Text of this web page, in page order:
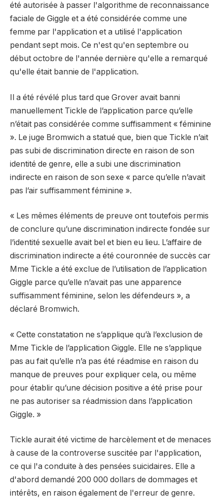
été autorisée à passer l'algorithme de reconnaissance
faciale de Giggle et a été considérée comme une
femme par l'application et a utilisé l'application
pendant sept mois. Ce n'est qu'en septembre ou
début octobre de l'année dernière qu'elle a remarqué
qu'elle était bannie de l'application.
Il a été révélé plus tard que Grover avait banni
manuellement Tickle de l’application parce qu’elle
n’était pas considérée comme suffisamment « féminine
». Le juge Bromwich a statué que, bien que Tickle n’ait
pas subi de discrimination directe en raison de son
identité de genre, elle a subi une discrimination
indirecte en raison de son sexe « parce qu’elle n’avait
pas l’air suffisamment féminine ».
« Les mêmes éléments de preuve ont toutefois permis
de conclure qu’une discrimination indirecte fondée sur
l’identité sexuelle avait bel et bien eu lieu. L’affaire de
discrimination indirecte a été couronnée de succès car
Mme Tickle a été exclue de l’utilisation de l’application
Giggle parce qu’elle n’avait pas une apparence
suffisamment féminine, selon les défendeurs », a
déclaré Bromwich.
« Cette constatation ne s’applique qu’à l’exclusion de
Mme Tickle de l’application Giggle. Elle ne s’applique
pas au fait qu’elle n’a pas été réadmise en raison du
manque de preuves pour expliquer cela, ou même
pour établir qu’une décision positive a été prise pour
ne pas autoriser sa réadmission dans l’application
Giggle. »
Tickle aurait été victime de harcèlement et de menaces
à cause de la controverse suscitée par l'application,
ce qui l'a conduite à des pensées suicidaires. Elle a
d'abord demandé 200 000 dollars de dommages et
intérêts, en raison également de l'erreur de genre.